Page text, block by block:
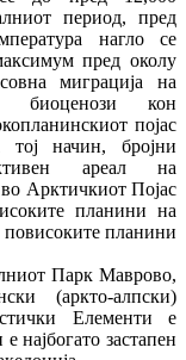
период, пред
нагло се
пред околу
миграција на
биоценози кон
појас
начин, бројни
ареал на
Арктичкиот Појас
планини на
планини
Парк Маврово,
(аркто‐алпски)
Елементи е
најбогато застапен